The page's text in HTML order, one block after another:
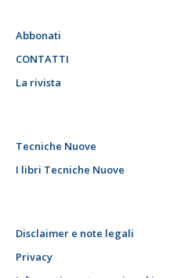
Abbonati
CONTATTI
La rivista
Tecniche Nuove
I libri Tecniche Nuove
Disclaimer e note legali
Privacy